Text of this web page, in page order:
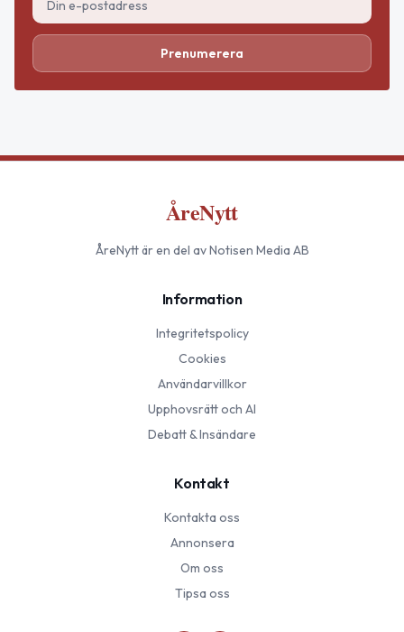
Prenumerera
ÅreNytt
ÅreNyttär en del av Notisen Media AB
Information
Integritetspolicy
Cookies
Användarvillkor
Upphovsrätt och AI
Debatt & Insändare
Kontakt
Kontakta oss
Annonsera
Om oss
Tipsa oss